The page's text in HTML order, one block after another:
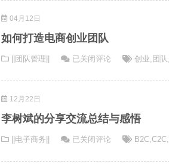
销
电
结
04月12日
如何打造电商创业团队
||团队管理||
如
电
商
创
已关闭评论 创业, 团队 ,
12月22日
李树斌的分享交流总结与感悟
||电子商务||
李
已关闭评论 B2C,C2C,